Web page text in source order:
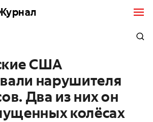
США
нарушителя
Два из них он
колёсах